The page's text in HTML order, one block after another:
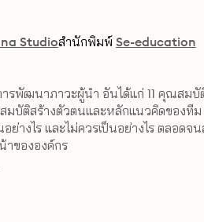
Studioสำนักพิมพ์ Se-education
รพัฒนาภาวะผู้นำ อันได้แก่ 11 คุณสม
บัติสร้างตัวตนและหลักแนวคิดของทีม
างไร และไม่ควรเป็นอย่างไร ตลอดจ
าขององค์กร